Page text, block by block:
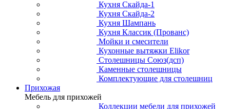
Кухня Скайда-1
Кухня Скайда-2
Кухня Шампань
Кухня Классик (Прованс)
Мойки и смесители
Кухонные вытяжки Elikor
Столешницы Союз(дсп)
Каменные столешницы
Комплектующие для столешниц
Прихожая
Мебель для прихожей
Коллекции мебели для прихожей